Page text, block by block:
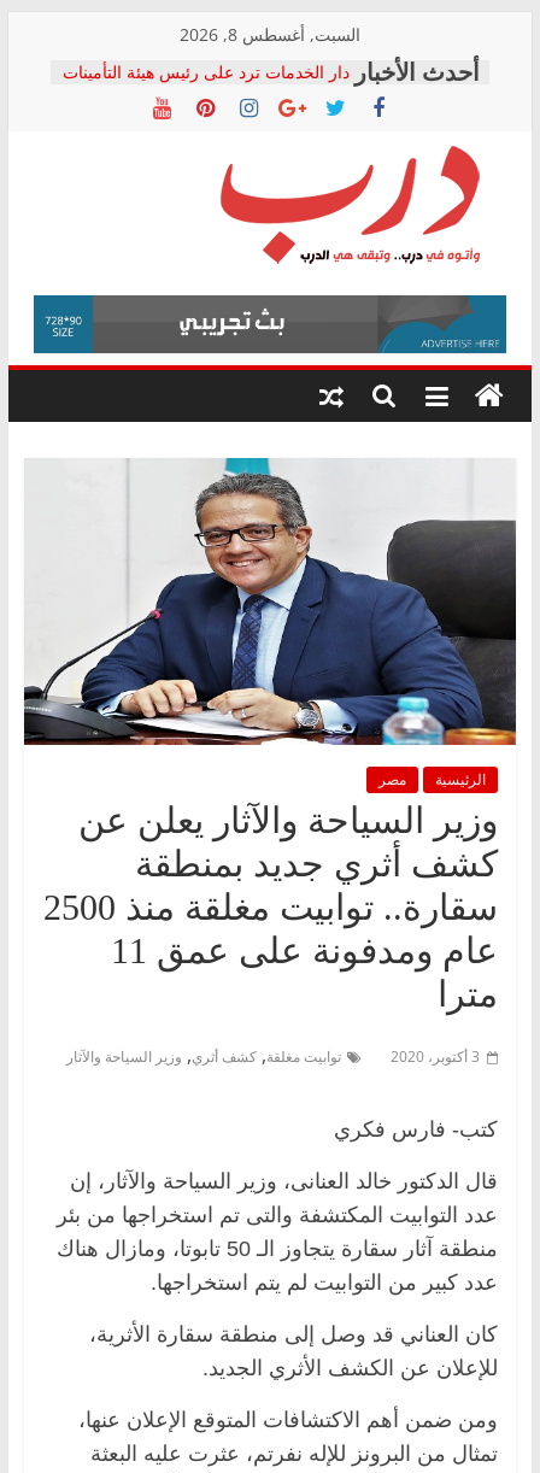
content
السبت, أغسطس 8, 2026
دار الخدمات ترد على رئيس هيئة التأمينات
بعد مؤتمره الصحفي: إنكار الأزمة لا ينهي
معاناة أصحاب المعاشات.. ونطالب بكشف
فرحات سليمان يكتب: القطاع الصحي إلى
أين؟
حزب التحالف الشعبي يطلق لجنة “الحق
في الصحة” بالإسكندرية لرصد الانتهاكات
ودعم المرضى
الوزاري لمدينة الصحفيين.. وانتهاء أعمال
إنشاء المبنى الإداري
المجلس القومي لحقوق الإنسان يعلن
متابعة قضية الدكتور محمد زهران.. ويؤكد:
قرينة البراءة وضمانات المحاكمة العادلة
درب
وأتوه
درب..
وتبقى
هي
الرئيسية مصر
وزير السياحة والآثار يعلن عن
كشف أثري جديد بمنطقة
سقارة.. توابيت مغلقة منذ 2500
عام ومدفونة على عمق 11
مترا
3 أكتوبر، 2020 توابيت مغلقة, كشف أثري, وزير السياحة والآثار
كتب- فارس فكري
قال الدكتور خالد العنانى، وزير السياحة والآثار، إن
عدد التوابيت المكتشفة والتى تم استخراجها من بئر
منطقة آثار سقارة يتجاوز الـ 50 تابوتا، ومازال هناك
عدد كبير من التوابيت لم يتم استخراجها.
كان العناني قد وصل إلى منطقة سقارة الأثرية،
للإعلان عن الكشف الأثري الجديد.
ومن ضمن أهم الاكتشافات المتوقع الإعلان عنها،
تمثال من البرونز للإله نفرتم، عثرت عليه البعثة